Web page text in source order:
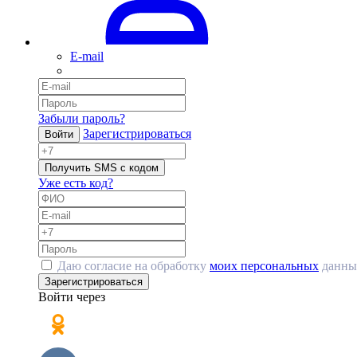
E-mail
Забыли пароль?
Войти Зарегистрироваться
Получить SMS с кодом
Уже есть код?
Даю согласие на обработку моих персональных
Зарегистрироваться
Войти через